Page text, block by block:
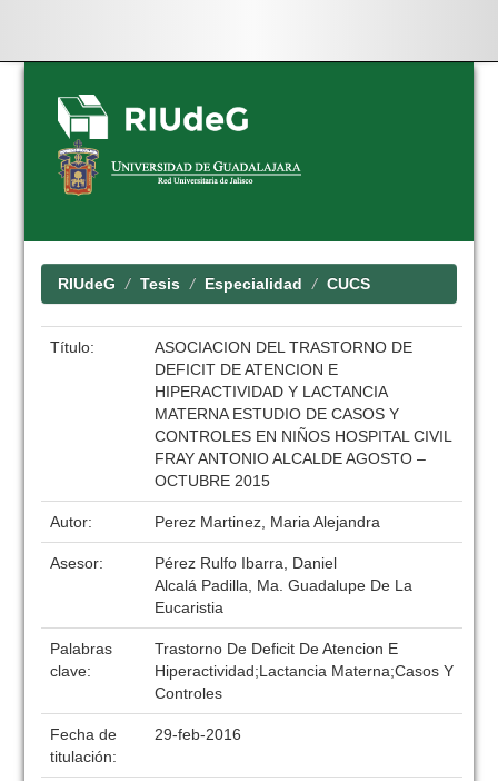
Skip
navigation
RIUdeG Tesis Especialidad CUCS
Título:
ASOCIACION DEL TRASTORNO DE
DEFICIT DE ATENCION E
HIPERACTIVIDAD Y LACTANCIA
MATERNA ESTUDIO DE CASOS Y
CONTROLES EN NIÑOS HOSPITAL CIVIL
FRAY ANTONIO ALCALDE AGOSTO –
OCTUBRE 2015
Autor: Perez Martinez, Maria Alejandra
Asesor:
Pérez Rulfo Ibarra, Daniel
Alcalá Padilla, Ma. Guadalupe De La
Eucaristia
Palabras
clave:
Trastorno De Deficit De Atencion E
Hiperactividad;Lactancia Materna;Casos Y
Controles
Fecha de
titulación:
29-feb-2016